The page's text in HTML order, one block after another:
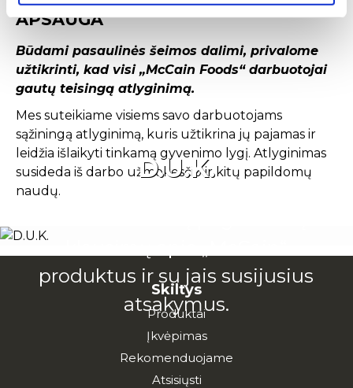
APSAUGA
Būdami pasaulinės šeimos dalimi, privalome
užtikrinti, kad visi „McCain Foods“ darbuotojai
gautų teisingą atlyginimą.
Mes suteikiame visiems savo darbuotojams
sąžiningą atlyginimą, kuris užtikrina jų pajamas ir
leidžia išlaikyti tinkamą gyvenimo lygį. Atlyginimas
susideda iš darbo užmokesčio ir kitų papildomų
naudų.
D.U.K.
produktus ir su jais susijusius
atsakymus.
Skiltys
Produktai
Įkvėpimas
Rekomenduojame
Atsisiųsti